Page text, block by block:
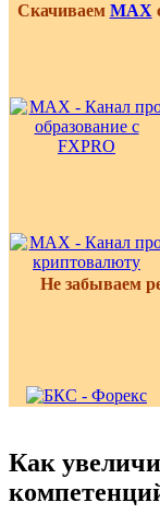
Скачиваем MAX
Не забываем
Как